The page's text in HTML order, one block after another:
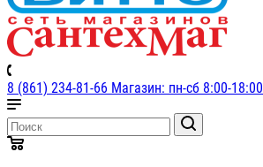
8 (861) 234-81-66 Магазин: пн-сб 8:00-18:00